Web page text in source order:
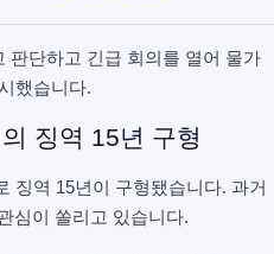
판단하고 긴급 회의를 열어 물가
했습니다.
징역 15년 구형
징역 15년이 구형됐습니다. 과거
심이 쏠리고 있습니다.